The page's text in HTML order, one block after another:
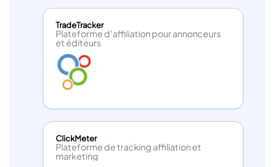
TradeTracker
Plateforme d’affiliation pour annonceurs
et éditeurs
ClickMeter
Plateforme de tracking affiliation et
marketing